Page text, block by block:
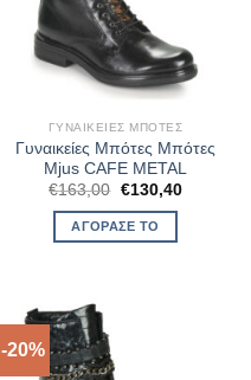
ΓΥΝΑΙΚΕΊΕΣ ΜΠΌΤΕΣ
Γυναικείες Μπότες Μπότες
Mjus CAFE METAL
€163,00 Original
was:
€163,00.
€130,40Η
ΑΓΌΡΑΣΈ ΤΟ
-20%